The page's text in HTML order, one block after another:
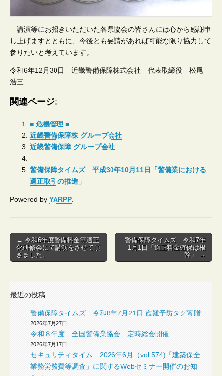
講演等にお招きいただいた各県協会の皆さんには心から感謝申
し上げますとともに、今後とも要請があれば可能な限り協力して
参りたいと考えています。
令和6年12月30日 近畿警備保障株式会社 代表取締役 松尾
浩三
関連ページ:
■ 危機管理 ■
近畿警備保障株 グループ会社
近畿警備保障 グループ会社
警備保障タイムズ 平成30年10月11日「警備業における
適正取引の推進」
Powered by YARPP
Post
navigation
← 令和6年度警備料金等適正
化研修会にて講演をさせて頂
きました。
警備保障タイムズ 令和7年
1月1日「適正料金確保は根
幹」 →
最近の投稿
警備保障タイムズ 令和8年7月21日 盗難予防タグ寄贈
2026年7月27日
令和８年度 全国警備業協会 定時総会開催
2026年7月17日
セキュリティタイム 2026年6月（vol.574)「建築保全
業務労務費等調査」に関するWebセミナー開催のお知